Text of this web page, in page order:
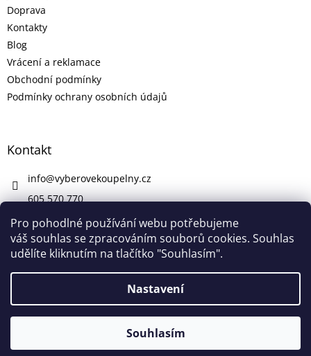
Pro pohodlné používání webu potřebujeme
váš souhlas se zpracováním souborů cookies. Souhlas
udělíte kliknutím na tlačítko "Souhlasím".
Nastavení
Souhlasím
V pátek 7. 8. máme firemní dovolenou. V případě potřeby nám
napište na info@vyberovekoupelny.cz. Všechny požadavky
Doprava
Kontakty
Blog
Vrácení a reklamace
Obchodní podmínky
Podmínky ochrany osobních údajů
Kontakt
info@vyberovekoupelny.cz
605 570 770
https://www.facebook.com/vyberovekoupelny/
Copyright 2026Výběrové Koupelny. Všechna práva
vyhrazena.